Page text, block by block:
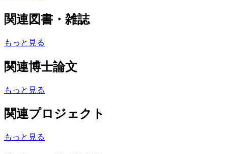
関連図書・雑誌
もっと見る
関連博士論文
もっと見る
関連プロジェクト
もっと見る